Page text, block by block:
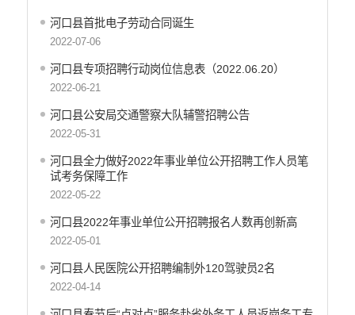
征地信息公开
安全生产信息公开
乡村振兴工作信息公开
创建国家园林县城
自然资源信息公开
文化机构信息公开
行政许可
行政处罚和行政强制
行政事业性收费
政府集中采购
建议提案办理答复
河口县首批电子劳动合同诞生
2022-07-06
河口县专项招聘行动岗位信息表（2022.06.20）
2022-06-21
河口县公安局交通警察大队辅警招聘公告
2022-05-31
河口县全力做好2022年事业单位公开招聘工作人员笔
试考务保障工作
2022-05-22
河口县2022年事业单位公开招聘报名人数再创新高
2022-05-01
河口县人民医院公开招聘编制外120驾驶员2名
2022-04-14